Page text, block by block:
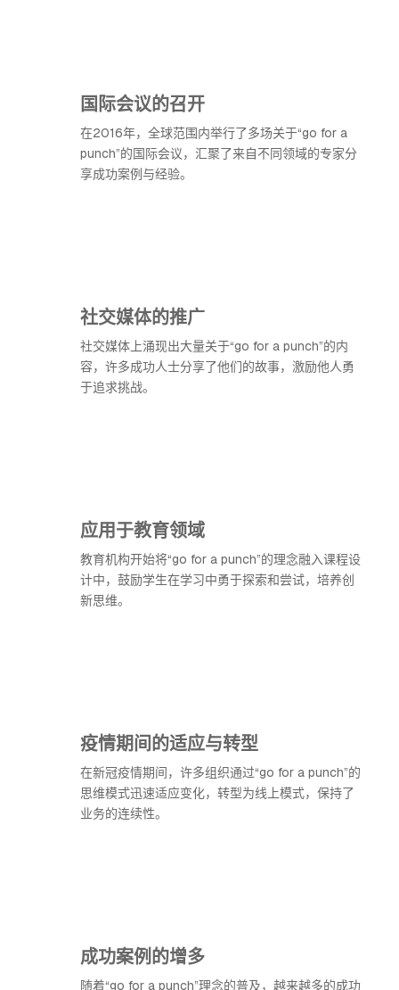
国际会议的召开
在2016年，全球范围内举行了多场关于“go for a
punch”的国际会议，汇聚了来自不同领域的专家分
享成功案例与经验。
社交媒体的推广
社交媒体上涌现出大量关于“go for a punch”的内
容，许多成功人士分享了他们的故事，激励他人勇
于追求挑战。
应用于教育领域
教育机构开始将“go for a punch”的理念融入课程设
计中，鼓励学生在学习中勇于探索和尝试，培养创
新思维。
疫情期间的适应与转型
在新冠疫情期间，许多组织通过“go for a punch”的
思维模式迅速适应变化，转型为线上模式，保持了
业务的连续性。
成功案例的增多
随着“go for a punch”理念的普及，越来越多的成功